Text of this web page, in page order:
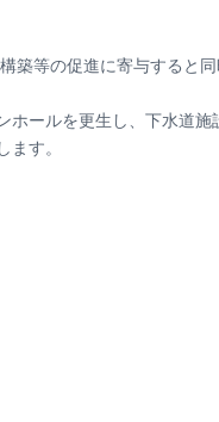
築等の促進に寄与すると
ールを更生し、下水道
す。